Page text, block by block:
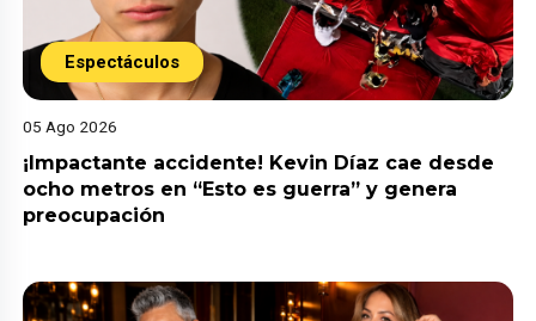
Espectáculos
05 Ago 2026
¡Impactante accidente! Kevin Díaz cae desde
ocho metros en “Esto es guerra” y genera
preocupación